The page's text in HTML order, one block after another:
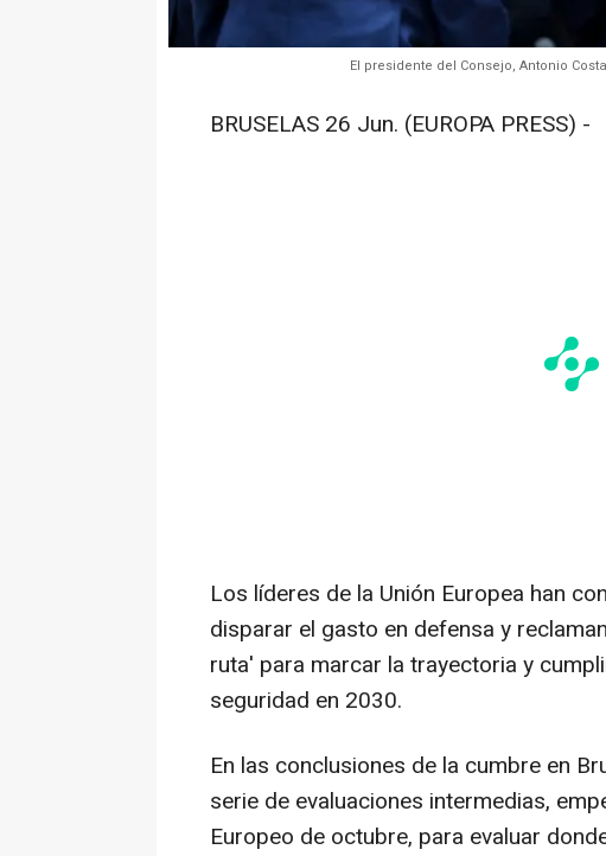
El presidente del Consejo, Antonio
BRUSELAS 26 Jun. (EUROPA PRESS) -
Los líderes de la Unión Europea han
disparar el gasto en defensa y
ruta' para marcar la trayectoria y
seguridad en 2030.
En las conclusiones de la cumbre en
serie de evaluaciones intermedias,
Europeo de octubre, para evaluar